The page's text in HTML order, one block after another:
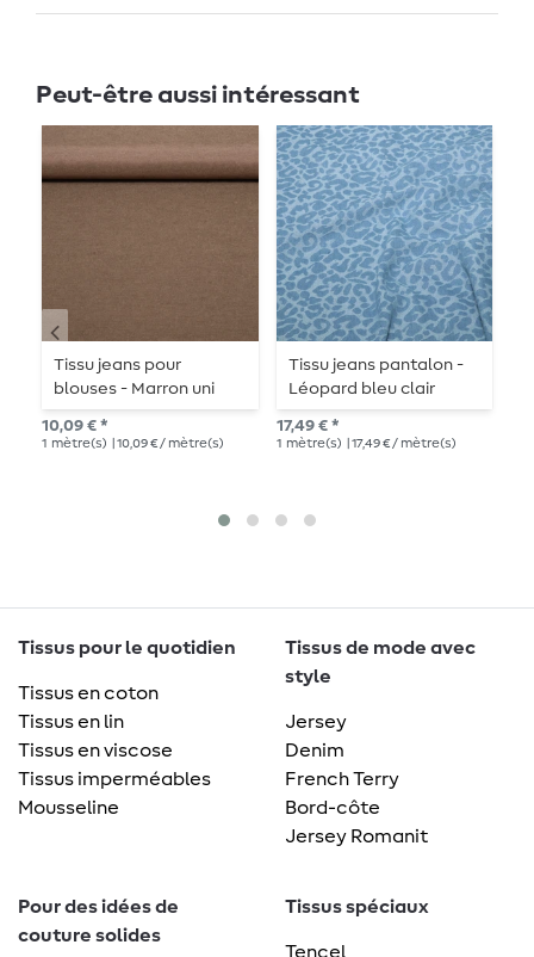
Peut-être aussi intéressant
Tissu jeans pour
blouses - Marron uni
10,09 € *
1 mètre(s) | 10,09 € / mètre(s)
Tissu jeans pantalon -
Léopard bleu clair
17,49 € *
1 mètre(s) | 17,49 € / mètre(s)
Tissus pour le quotidien
Tissus en coton
Tissus en lin
Tissus en viscose
Tissus imperméables
Mousseline
Tissus de mode avec
style
Jersey
Denim
French Terry
Bord-côte
Jersey Romanit
Pour des idées de
couture solides
Tissus spéciaux
Tencel